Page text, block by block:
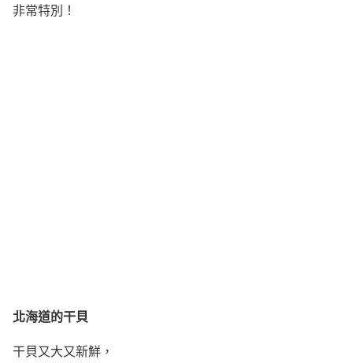
非常特別！
北海道的干貝
干貝又大又新鮮，